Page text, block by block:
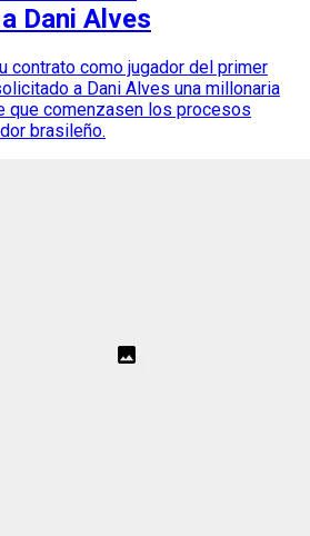
Dani Alves
contrato como jugador del primer
a Dani Alves una millonaria
que comenzasen los procesos
brasileño.